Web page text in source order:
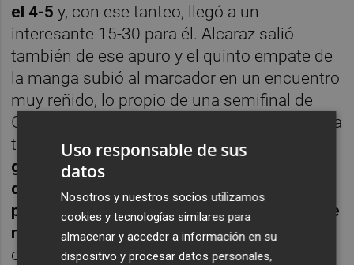
el 4-5 y, con ese tanteo, llegó a un
interesante 15-30 para él. Alcaraz salió
también de ese apuro y el quinto empate de
la manga subió al marcador en un encuentro
muy reñido, lo propio de una semifinal de
Grand Slam. Daba la sensación de que habría
tie break pero no fue así por un inesperado
giro de timón
Alcaraz, quien había
derrochado solidez con su servicio, lo
perdió y además en blanco ante un rival que
no dejó de apretar y tuvo el premio. Tras
otros
47 minutosel encuentro estaba
Uso responsable de sus
datos
Nosotros y nuestros socios utilizamos
cookies y tecnologías similares para
almacenar y acceder a información en su
dispositivo y procesar datos personales,